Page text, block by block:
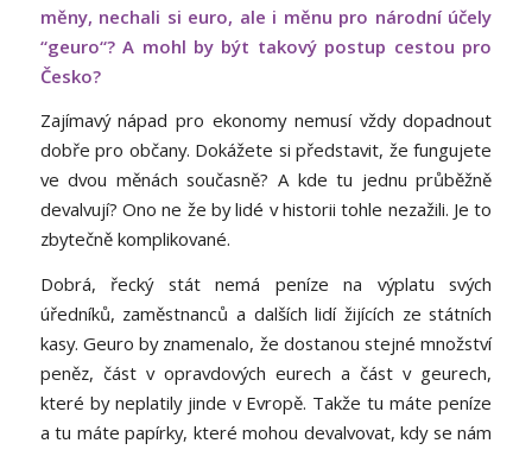
měny, nechali si euro, ale i měnu pro národní účely
“geuro“? A mohl by být takový postup cestou pro
Česko?
Zajímavý nápad pro ekonomy nemusí vždy dopadnout
dobře pro občany. Dokážete si představit, že fungujete
ve dvou měnách současně? A kde tu jednu průběžně
devalvují? Ono ne že by lidé v historii tohle nezažili. Je to
zbytečně komplikované.
Dobrá, řecký stát nemá peníze na výplatu svých
úředníků, zaměstnanců a dalších lidí žijících ze státních
kasy. Geuro by znamenalo, že dostanou stejné množství
peněz, část v opravdových eurech a část v geurech,
které by neplatily jinde v Evropě. Takže tu máte peníze
a tu máte papírky, které mohou devalvovat, kdy se nám